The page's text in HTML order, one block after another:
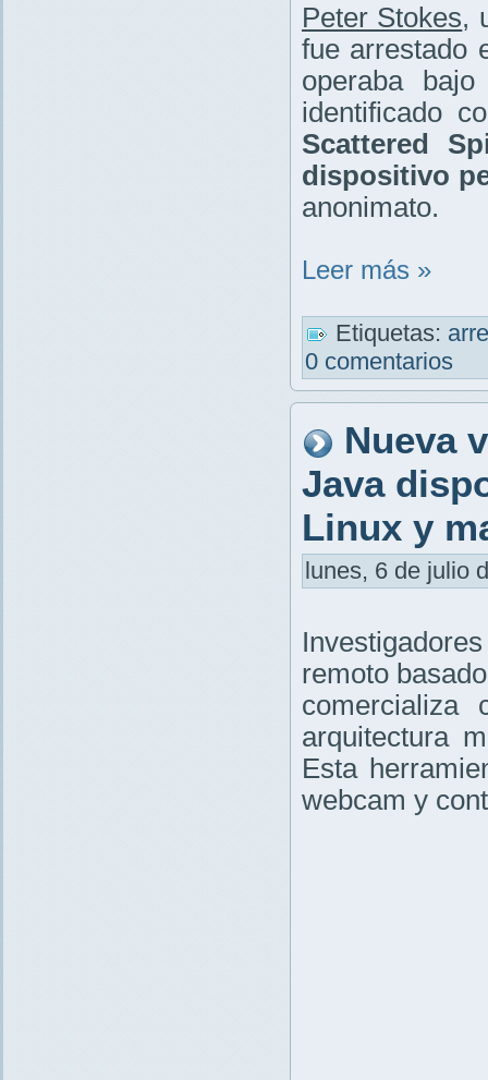
Peter Stokes,
fue arrestado
operaba
identificado
Scattered
dispositivo
anonimato.
Leer más »
Etiquetas:
0 comentarios
Nueva
Java
Linux y
lunes, 6 de julio
remoto
arquitectura
Esta
webcam y